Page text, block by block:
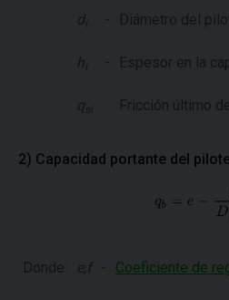
d - Diámetro del
h - Espesor en la
qsi Fricción último
2) Capacidad portante del
Donde: e, f - Coeficiente de